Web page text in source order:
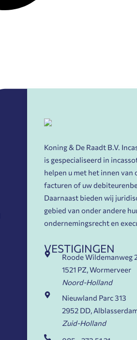
Koning & De Raadt B.V.
is gespecialiseerd in
helpen u met het innen van
facturen of uw
Daarnaast bieden wij
gebied van onder andere
ondernemingsrecht en
VESTIGINGEN
Roode Wildemanweg
1521 PZ, Wormerveer
Noord-Holland
Nieuwland Parc 313
2952 DD,
Zuid-Holland